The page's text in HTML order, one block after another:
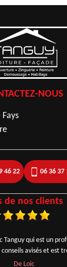
NOUS
46 22 06 36 37
de nos clients
qui est un
avisés et est
De Loic